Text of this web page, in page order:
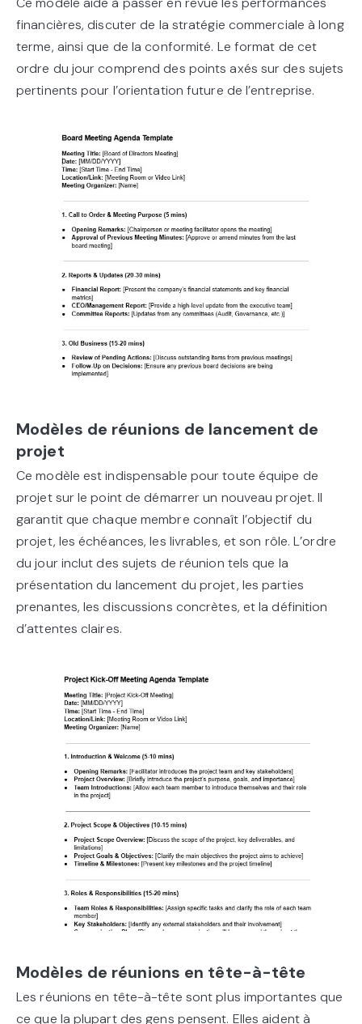
financières, discuter de la stratégie commerciale à long
terme, ainsi que de la conformité. Le format de cet
ordre du jour comprend des points axés sur des sujets
pertinents pour l’orientation future de l’entreprise.
Modèles de réunions de lancement de
projet
Ce modèle est indispensable pour toute équipe de
projet sur le point de démarrer un nouveau projet. Il
garantit que chaque membre connaît l’objectif du
projet, les échéances, les livrables, et son rôle. L’ordre
du jour inclut des sujets de réunion tels que la
présentation du lancement du projet, les parties
prenantes, les discussions concrètes, et la définition
d’attentes claires.
Modèles de réunions en tête-à-tête
Les réunions en tête-à-tête sont plus importantes que
ce que la plupart des gens pensent. Elles aident à